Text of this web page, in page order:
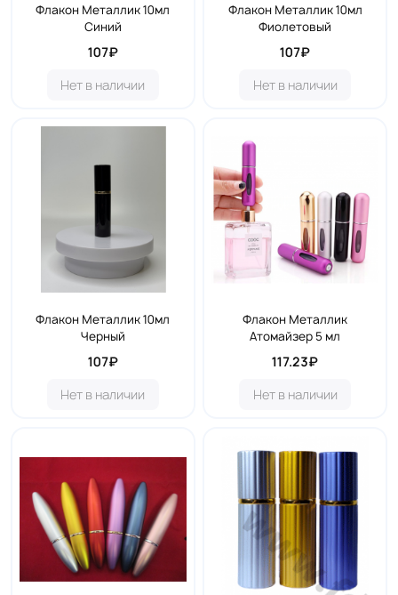
Флакон Металлик 10мл
Синий
107₽
Нет в наличии
Флакон Металлик 10мл
Фиолетовый
107₽
Нет в наличии
Флакон Металлик 10мл
Черный
107₽
Нет в наличии
Флакон Металлик
Атомайзер 5 мл
117.23₽
Нет в наличии